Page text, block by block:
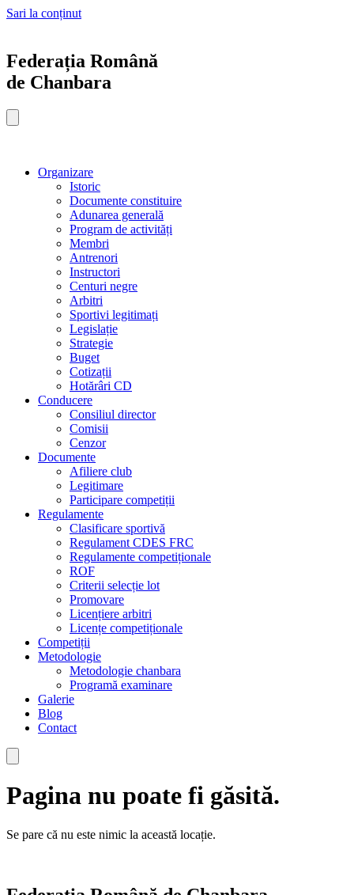
Sari la conținut
Federația Română
de Chanbara
Organizare
Istoric
Documente constituire
Adunarea generală
Program de activități
Membri
Antrenori
Instructori
Centuri negre
Arbitri
Sportivi legitimați
Legislație
Strategie
Buget
Cotizații
Hotărâri CD
Conducere
Consiliul director
Comisii
Cenzor
Documente
Afiliere club
Legitimare
Participare competiții
Regulamente
Clasificare sportivă
Regulament CDES FRC
Regulamente competiționale
ROF
Criterii selecție lot
Promovare
Licențiere arbitri
Licențe competiționale
Competiții
Metodologie
Metodologie chanbara
Programă examinare
Galerie
Blog
Contact
Pagina nu poate fi găsită.
Se pare că nu este nimic la această locație.